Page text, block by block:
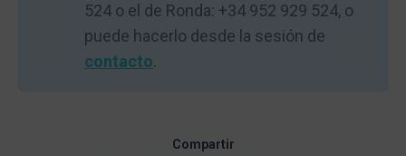
524 o el de Ronda: +34 952 929 524, o
puede hacerlo desde la sesión de
contacto.
Compartir